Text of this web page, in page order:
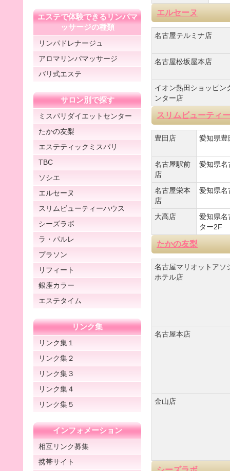
エルセーヌ
名古屋テルミナ店
名古屋松坂屋本店
イオン熱田ショッピン
ンター店
スリムビューティ
豊田店 愛知県
名古屋駅前
店
愛知県名
名古屋栄本
店
愛知県
大高店
愛知県名
ター2F
たかの友梨
名古屋マリオットアソ
ホテル店
名古屋本店
金山店
エステで体験できるリンパマ
ッサージの種類
リンパドレナージュ
アロマリンパマッサージ
バリ式エステ
サロン別で探す
ミスパリダイエットセンター
たかの友梨
エステティックミスパリ
TBC
ソシエ
エルセーヌ
スリムビューティーハウス
シーズラボ
ラ・パルレ
プラソン
リフィート
銀座カラー
エステタイム
リンク集
リンク集１
リンク集２
リンク集３
リンク集４
リンク集５
インフォメーション
相互リンク募集
携帯サイト